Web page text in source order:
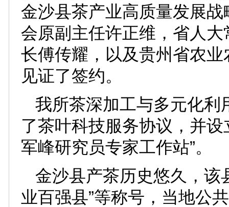
金沙县茶产业高质量发展
会原副主任许正维，省人
长傅传耀，以及贵州省农
见证了签约。
我所茶深加工与多元化利
了茶叶科技服务协议，并
军峰研究员专家工作站”。
金沙县产茶历史悠久，该
业百强县”等称号，当地公